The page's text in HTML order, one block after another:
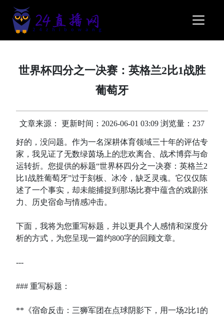
世界杯四分之一决赛：英格兰2比1战胜
葡萄牙
文章来源： 更新时间：2026-06-01 03:09 浏览量：237
好的，没问题。作为一名深耕体育领域三十年的评估专
家，我见证了无数绿茵场上的悲欢离合、战术博弈与命
运转折。您提供的标题“世界杯四分之一决赛：英格兰2
比1战胜葡萄牙”过于刻板、冰冷，缺乏灵魂。它仅仅陈
述了一个事实，却未能捕捉到那场比赛中蕴含的戏剧张
力、历史宿命与情感冲击。
下面，我将为您重写标题，并以更具个人感情和深度分
析的方式，为您呈现一篇约800字的回顾文章。
---
### 重写标题：
**《宿命反击：三狮军团在点球阴影下，用一场2比1的